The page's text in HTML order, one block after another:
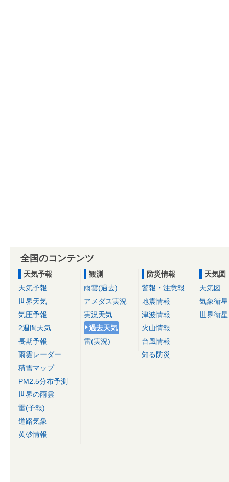
全国のコンテンツ
天気予報
天気予報
世界天気
気圧予報
2週間天気
長期予報
雨雲レーダー
積雪マップ
PM2.5分布予測
世界の雨雲
雷(予報)
道路気象
黄砂情報
観測
雨雲(過去)
アメダス実況
実況天気
過去天気
雷(実況)
防災情報
警報・注意報
地震情報
津波情報
火山情報
台風情報
知る防災
天気図
天気図
気象衛星
世界衛星